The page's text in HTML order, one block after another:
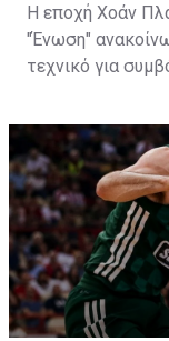
Η εποχή Χοάν
"Ένωση"
τεχνικό για
Ο Πλάθα
τεχνικών που
Έχει ένα βαρύ
στους πάγκους
ισπανική
εφαρμόσει στους